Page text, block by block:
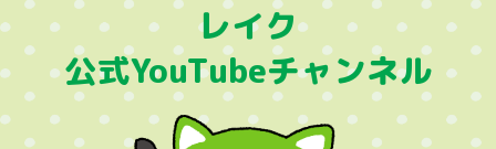
レイク
公式YouTubeチャンネル